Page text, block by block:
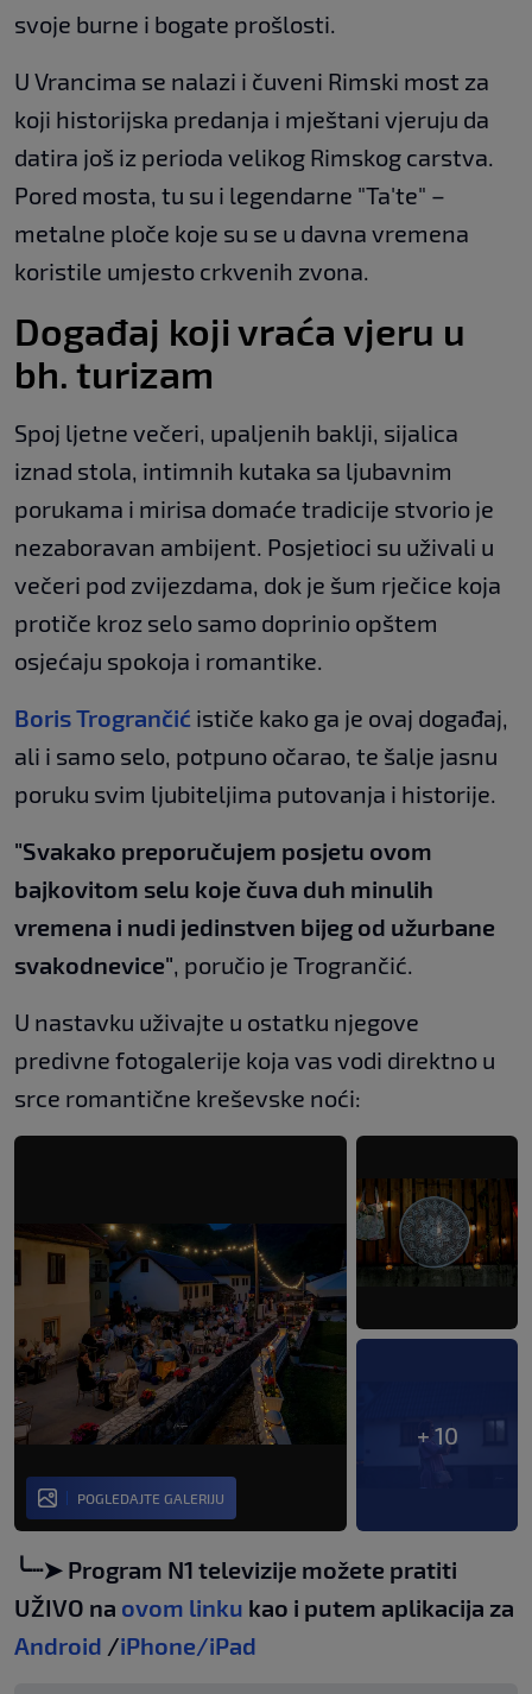
svoje burne i bogate prošlosti.
U Vrancima se nalazi i čuveni Rimski most za
koji historijska predanja i mještani vjeruju da
datira još iz perioda velikog Rimskog carstva.
Pored mosta, tu su i legendarne "Ta'te" –
metalne ploče koje su se u davna vremena
koristile umjesto crkvenih zvona.
Događaj koji vraća vjeru u
bh. turizam
Spoj ljetne večeri, upaljenih baklji, sijalica
iznad stola, intimnih kutaka sa ljubavnim
porukama i mirisa domaće tradicije stvorio je
nezaboravan ambijent. Posjetioci su uživali u
večeri pod zvijezdama, dok je šum rječice koja
protiče kroz selo samo doprinio opštem
osjećaju spokoja i romantike.
Boris Trogrančić ističe kako ga je ovaj događaj,
ali i samo selo, potpuno očarao, te šalje jasnu
poruku svim ljubiteljima putovanja i historije.
"Svakako preporučujem posjetu ovom
bajkovitom selu koje čuva duh minulih
vremena i nudi jedinstven bijeg od užurbane
svakodnevice", poručio je Trogrančić.
U nastavku uživajte u ostatku njegove
predivne fotogalerije koja vas vodi direktno u
srce romantične kreševske noći:
+ 10
POGLEDAJTE GALERIJU
╰┈➤ Program N1 televizije možete pratiti
UŽIVO na ovom linku kao i putem aplikacija za
Android /iPhone/iPad